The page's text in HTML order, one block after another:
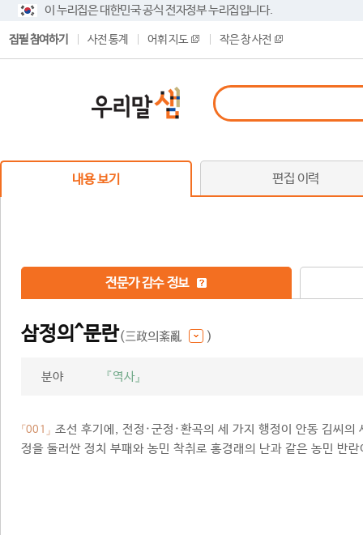
이 누리집은 대한민국 공식 전자정부 누리집입니다.
집필 참여하기 사전 통계 어휘 지도 작은 창 사전
내용 보기 편집 이력
전문가 감수 정보
삼정의^문란(三政의紊亂 )
분야 『역사』
「001」 조선 후기에, 전정·군정·환곡의 세 가지 행정이 안동 김씨의
정을 둘러싼 정치 부패와 농민 착취로 홍경래의 난과 같은 농민 반